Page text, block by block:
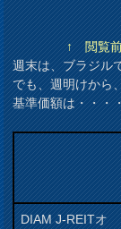
↑ 閲覧
週末は、ブラジル
でも、週明けから
基準価額は・・・
DIAM J-REITオ